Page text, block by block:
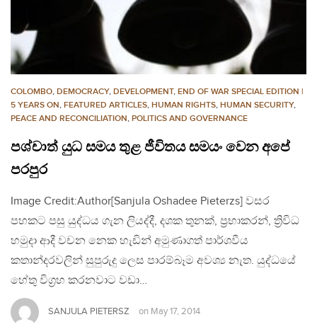
COLOMBO, DEMOCRACY, DEVELOPMENT, END OF WAR SPECIAL EDITION |
5 YEARS ON, FEATURED ARTICLES, HUMAN RIGHTS, HUMAN SECURITY,
PEACE AND RECONCILIATION, POLITICS AND GOVERNANCE
පශ්චාත් යුධ සමය තුළ ජීවිතය සමයං වෙන අපේ
පරපුර
Image Credit:Author[Sanjula Oshadee Pieterzs] වසර
පහකට පසු යුද්ධය ගැන ලියද්දී, දශක තුනක්, ප්‍රභාකරන්, ත්‍රිවිධ
හමුදා ආදී වචන නෙක හැඩින් අමුණාගත් පාර්ශවීය
කතාන්දරවලින් සුපුරුදු ලෙස පාරම්බෑම අවශ්‍ය නැත. යුද්ධයේ
හේතු විග්‍රහ කරනවාට වඩා…
SANJULA PIETERSZ on May 17, 2014